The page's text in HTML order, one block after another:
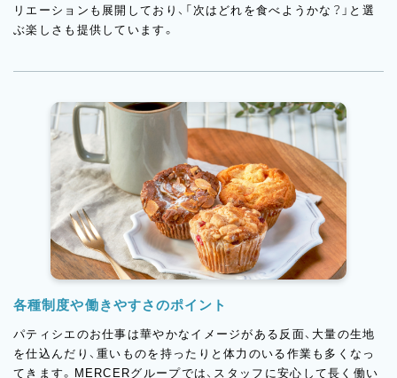
リエーションも展開しており、「次はどれを食べようかな？」と選
ぶ楽しさも提供しています。
各種制度や働きやすさのポイント
パティシエのお仕事は華やかなイメージがある反面、大量の生地
を仕込んだり、重いものを持ったりと体力のいる作業も多くなっ
てきます。MERCERグループでは、スタッフに安心して長く働い